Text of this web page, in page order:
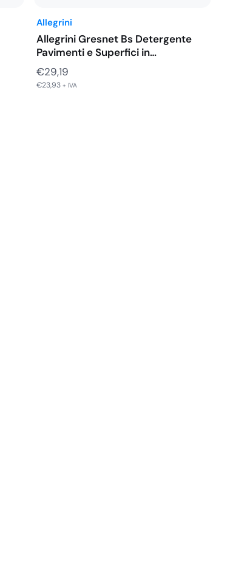
Allegrini
Allegrini Gresnet Bs Detergente
Pavimenti e Superfici in…
€29,19
€23,93 + IVA